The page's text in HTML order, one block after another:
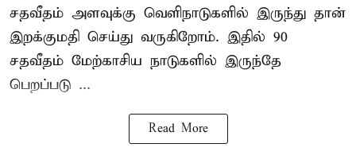
சதவீதம் அளவுக்கு வெளிநாடுகளில் இருந்து தான்
இறக்குமதி செய்து வருகிறோம். இதில் 90
சதவீதம் மேற்காசிய நாடுகளில் இருந்தே
பெறப்படு ...
Read More